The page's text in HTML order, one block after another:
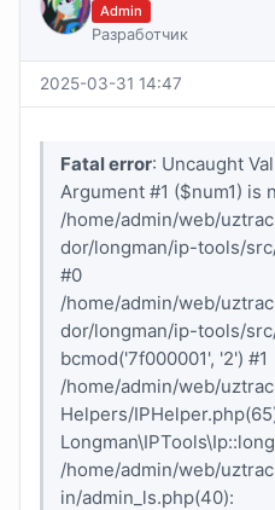
Admin
Разработчик
2025-03-31 14:47
Fatal error: Uncaught
Argument #1 ($num1) is
/home/admin/web/
dor/longman/ip-tools/
#0
/home/admin/web/
dor/longman/ip-tools/
bcmod('7f000001', '2') #1
/home/admin/web/
Helpers/
/home/admin/web/
in/admin_ls.php(40):